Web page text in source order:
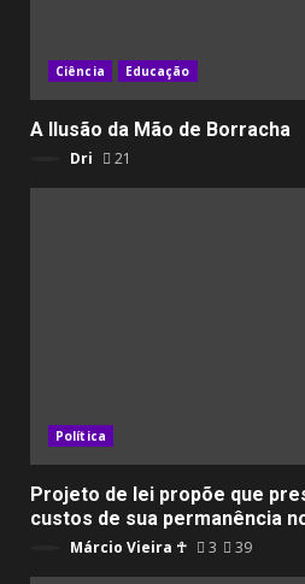
Ciência Educação
A Ilusão da Mão de Borracha
Dri 21
Política
Projeto de lei propõe que
custos de sua permanência
Márcio Vieira ☥ 3 39